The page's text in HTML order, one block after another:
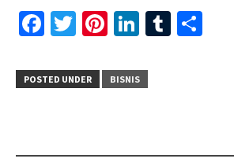
Facebook
TwitterPinterest
LinkedIn
Tumblr
POSTED UNDER BISNIS